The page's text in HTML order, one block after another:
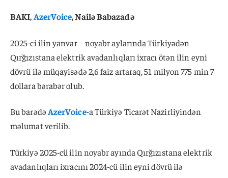
BAKI,AzerVoice, Nailə Babazadə
2025-ci ilin yanvar – noyabr aylarında Türkiyədən
Qırğızıstana elektrik avadanlıqları ixracı ötən ilin eyni
dövrü ilə müqayisədə 2,6 faiz artaraq, 51 milyon 775 min 7
dollara bərabər olub.
Bu barədəAzerVoice-a Türkiyə Ticarət Nazirliyindən
məlumat verilib.
Türkiyə 2025-cü ilin noyabr ayında Qırğızıstana elektrik
avadanlıqları ixracını 2024-cü ilin eyni dövrü ilə